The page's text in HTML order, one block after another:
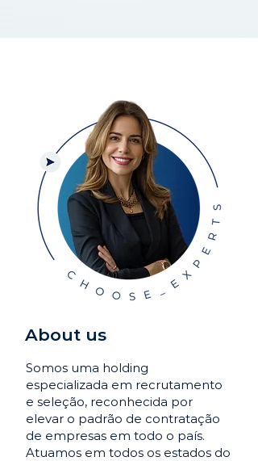
About us
Somos uma holding
especializada em recrutamento
e seleção, reconhecida por
elevar o padrão de contratação
de empresas em todo o país.
Atuamos em todos os estados do